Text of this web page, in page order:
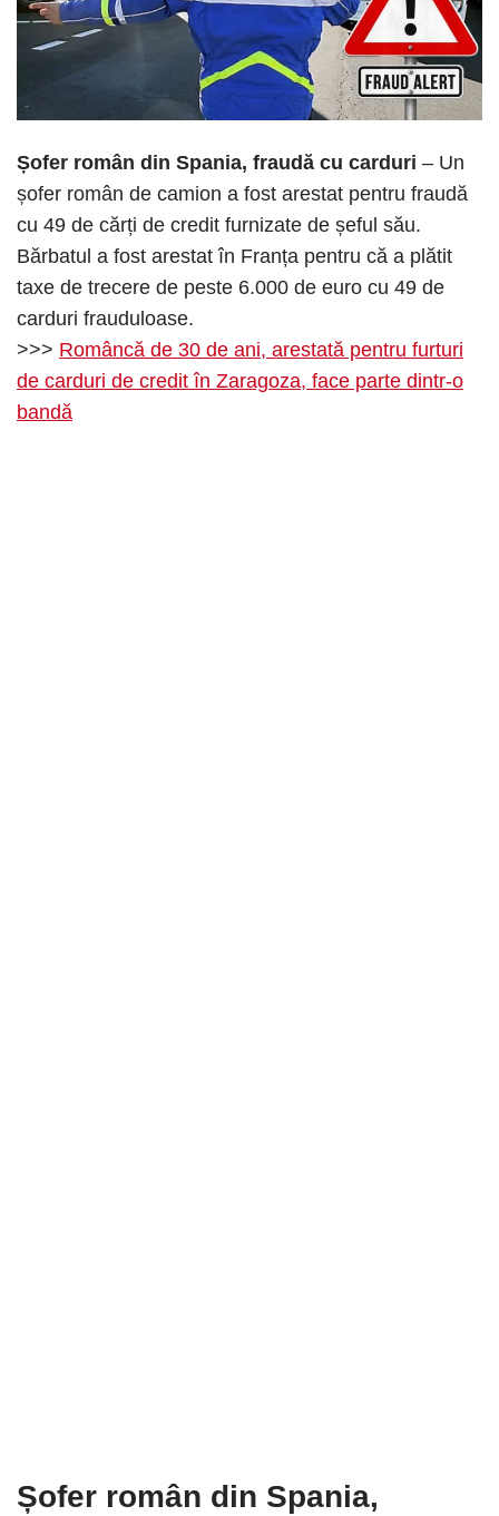
Șofer român din Spania, fraudă cu carduri – Un
șofer român de camion a fost arestat pentru fraudă
cu 49 de cărți de credit furnizate de șeful său.
Bărbatul a fost arestat în Franța pentru că a plătit
taxe de trecere de peste 6.000 de euro cu 49 de
carduri frauduloase.
>>> Româncă de 30 de ani, arestată pentru furturi
de carduri de credit în Zaragoza, face parte dintr-o
bandă
Șofer român din Spania,